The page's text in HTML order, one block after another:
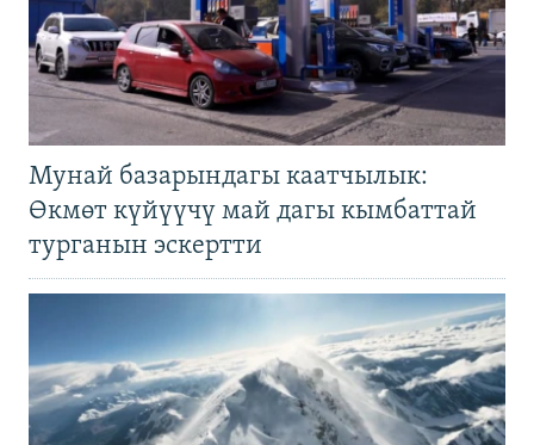
Мунай базарындагы каатчылык:
Өкмөт күйүүчү май дагы кымбаттай
турганын эскертти